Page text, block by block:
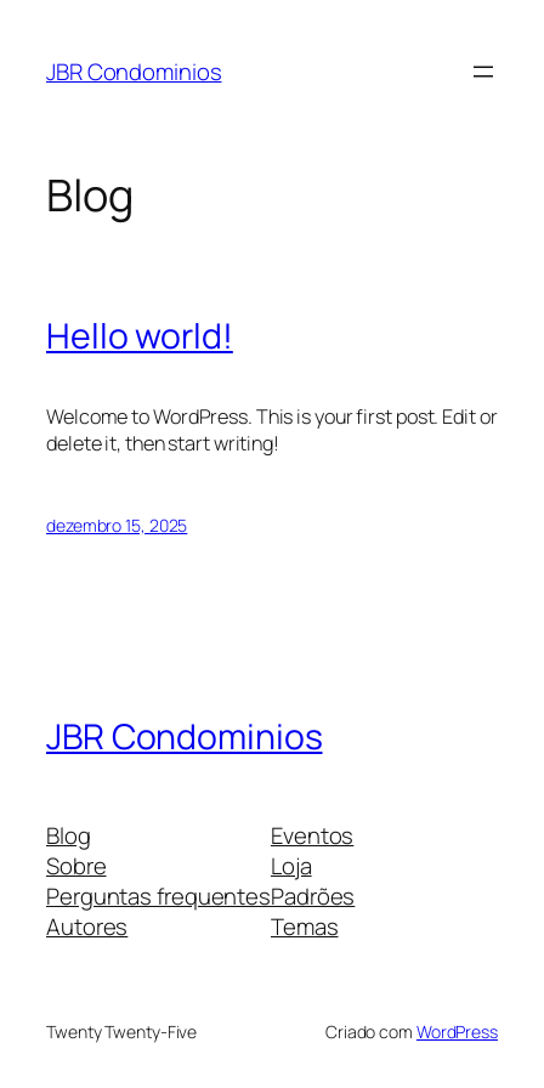
JBR Condominios
Blog
Hello world!
Welcome to WordPress. This is your first post. Edit or
delete it, then start writing!
dezembro 15, 2025
JBR Condominios
Blog
Sobre
Perguntas frequentes
Autores
Eventos
Loja
Padrões
Temas
Twenty Twenty-Five Criado com WordPress